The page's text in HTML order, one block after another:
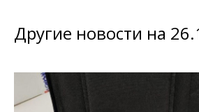
Другие новости на